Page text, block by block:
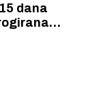
dana